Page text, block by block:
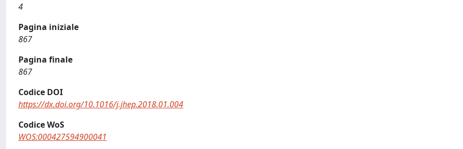
4
Pagina iniziale
867
Pagina finale
867
Codice DOI
https://dx.doi.org/10.1016/j.jhep.2018.01.004
Codice WoS
WOS:000427594900041